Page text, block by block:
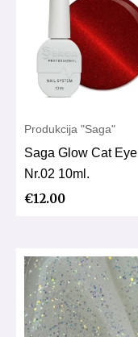
Produkcija "Saga"
Saga Glow Cat Eye
Nr.02 10ml.
€12.00